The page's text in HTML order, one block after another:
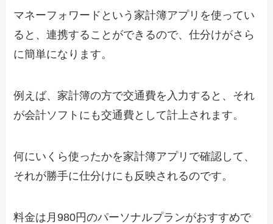
マネーフォワードという家計簿アプリを使ってい
ると、連携することができるので、仕分けがさら
に簡単になります。
例えば、家計簿の方で交通費を入力すると、それ
が会計ソフトにも交通費として計上されます。
何にいくら使ったかを家計簿アプリで確認して、
それが勝手に仕分けにも反映されるのです。
料金は月980円のパーソナルプランがおすすめで